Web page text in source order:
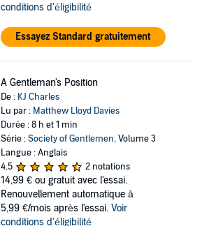
conditions d'éligibilité
Essayez Standard gratuitement
A Gentleman's Position
De : KJ Charles
Lu par : Matthew Lloyd Davies
Durée : 8 h et 1 min
Série :Society of Gentlemen, Volume 3
Langue : Anglais
4,5
2 notations
14,99 € ou gratuit avec l'essai.
Renouvellement automatique à
5,99 €/mois après l'essai. Voir
conditions d'éligibilité